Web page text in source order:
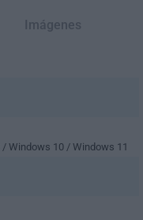
Imágenes
Windows 10 / Windows 11